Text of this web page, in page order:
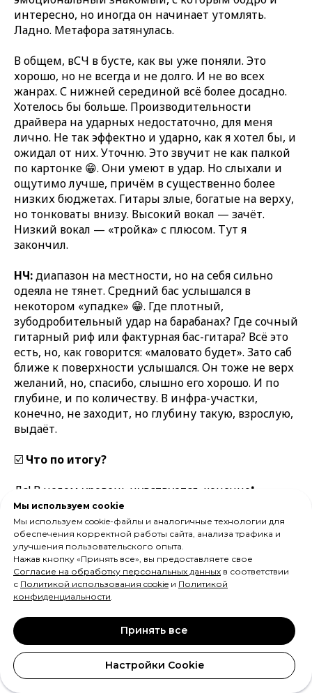
Мы используем cookie
Мы используем cookie-файлы и аналогичные технологии для
обеспечения корректной работы сайта, анализа трафика и
улучшения пользовательского опыта.
Нажав кнопку «Принять все», вы предоставляете свое
Согласие на обработку персональных данных в соответствии
с Политикой использования cookie и Политикой
конфиденциальности.
Принять все
Настройки Cookie
интересно, но иногда он начинает утомлять.
Ладно. Метафора затянулась.
В общем, вСЧ в бусте, как вы уже поняли. Это
хорошо, но не всегда и не долго. И не во всех
жанрах. С нижней серединой всё более досадно.
Хотелось бы больше. Производительности
драйвера на ударных недостаточно, для меня
лично. Не так эффектно и ударно, как я хотел бы, и
ожидал от них. Уточню. Это звучит не как палкой
по картонке 😁. Они умеют в удар. Но слыхали и
ощутимо лучше, причём в существенно более
низких бюджетах. Гитары злые, богатые на верху,
но тонковаты внизу. Высокий вокал — зачёт.
Низкий вокал — «тройка» с плюсом. Тут я
закончил.
НЧ:диапазон на местности, но на себя сильно
одеяла не тянет. Средний бас услышался в
некотором «упадке» 😁. Где плотный,
зубодробительный удар на барабанах? Где сочный
гитарный риф или фактурная бас-гитара? Всё это
есть, но, как говорится: «маловато будет». Зато саб
ближе к поверхности услышался. Он тоже не верх
желаний, но, спасибо, слышно его хорошо. И по
глубине, и по количеству. В инфра-участки,
конечно, не заходит, но глубину такую, взрослую,
выдаёт.
☑️ Что по итогу?
Да! В целом уровень чувствуется, конечно❗️
В первую очередь, благодаря ВЧ. Они прям
очень понравились. И дальностью, и
обертонами, и слоями, и правильными
акцентами, где нужно.
Далее, всё же поставлю вСЧ. Всё-таки, ну
больше пользы, чем вреда, всё же 😁.
Саб-бас будет третьим, на что обращаешь
внимание. Приятно даёт, весомо и объёмно.
В «хвосте» остались два соседушки — мид-